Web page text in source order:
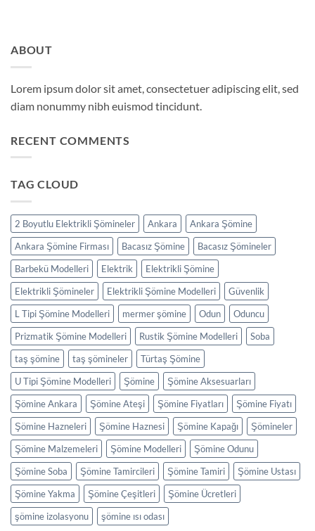
ABOUT
Lorem ipsum dolor sit amet, consectetuer adipiscing elit, sed
diam nonummy nibh euismod tincidunt.
RECENT COMMENTS
TAG CLOUD
2 Boyutlu Elektrikli Şömineler Ankara
Ankara Şömine
Ankara Şömine Firması
Bacasız Şömine
Bacasız Şömineler
Barbekü Modelleri
Elektrik
Elektrikli Şömine
Elektrikli Şömineler
Elektrikli Şömine Modelleri
Güvenlik
L Tipi Şömine Modelleri
mermer şömine Odun
Oduncu
Prizmatik Şömine Modelleri
Rustik Şömine Modelleri
Soba
taş şömine
taş şömineler
Türtaş Şömine
U Tipi Şömine Modelleri
Şömine
Şömine Aksesuarları
Şömine Ankara
Şömine Ateşi Şömine Fiyatları
Şömine Fiyatı
Şömine Hazneleri
Şömine Haznesi Şömine Kapağı
Şömineler
Şömine Malzemeleri
Şömine Modelleri
Şömine Odunu
Şömine Soba
Şömine Tamircileri Şömine Tamiri
Şömine Ustası
Şömine Yakma
Şömine Çeşitleri
Şömine Ücretleri
şömine izolasyonu
şömine ısı odası